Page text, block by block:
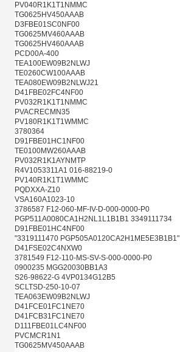
PV040R1K1T1NMMC
TG0625HV450AAAB
D3FBE01SC0NF00
TG0625MV460AAAB
TG0625HV460AAAB
PCD00A-400
TEA100EW09B2NLWJ
TE0260CW100AAAB
TEA080EW09B2NLWJ21
D41FBE02FC4NF00
PV032R1K1T1NMMC
PVACRECMN35
PV180R1K1T1WMMC
3780364
D91FBE01HC1NF00
TE0100MW260AAAB
PV032R1K1AYNMTP
R4V1053311A1 016-88219-0
PV140R1K1T1WMMC
PQDXXA-Z10
VSA160A1023-10
3786587 F12-060-MF-IV-D-000-0000-P0
PGP511A0080CA1H2NL1L1B1B1 3349111734
D91FBE01HC4NF00
"3319111470 PGP505A0120CA2H1ME5E3B1B1"
D41FSE02C4NXW0
3781549 F12-110-MS-SV-S-000-0000-P0
0900235 MGG20030BB1A3
S26-98622-G 4VP0134G12B5
SCLTSD-250-10-07
TEA063EW09B2NLWJ
D41FCE01FC1NE70
D41FCB31FC1NE70
D111FBE01LC4NF00
PVCMCR1N1
TG0625MV450AAAB